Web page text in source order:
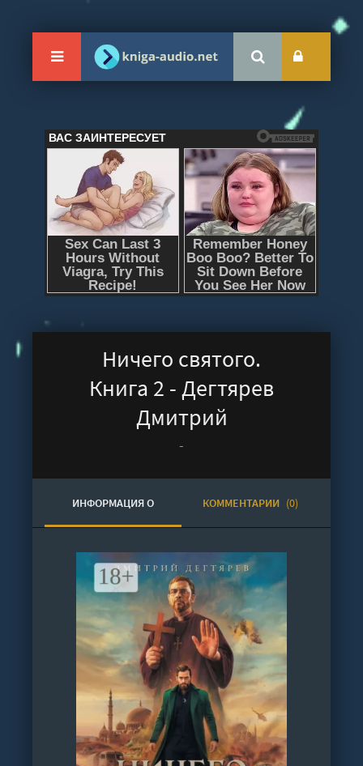
Ничего святого.
Книга 2 - Дегтярев
Дмитрий
-
ИНФОРМАЦИЯ О
АУДИОКНИГЕ
КОММЕНТАРИИ (0)